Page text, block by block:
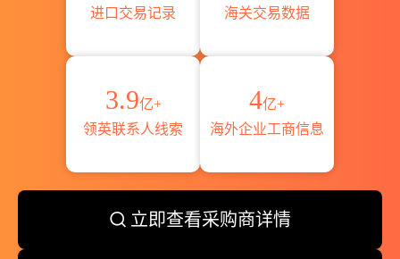
进口交易记录
海关交易数据
3.9亿+
领英联系人线索
4亿+
海外企业工商信息
立即查看采购商详情